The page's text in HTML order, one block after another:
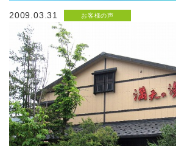
2009.03.31 お客様の声